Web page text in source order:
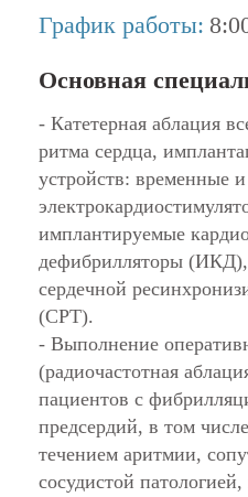
График работы:
Основная
- Катетерная аблация
ритма сердца,
устройств: временные
имплантируемые
дефибрилляторы (ИКД),
сердечной
(СРТ).
- Выполнение
(радиочастотная
пациентов с
предсердий, в том
течением аритмии,
сосудистой